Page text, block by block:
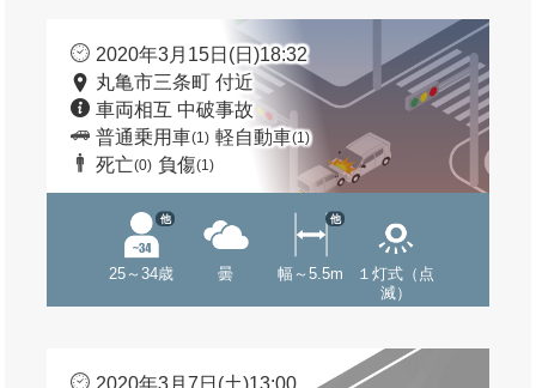
2020年3月15日(日)18:32
丸亀市三条町 付近
車両相互 中破事故
普通乗用車(1) 軽自動車(1)
死亡(0) 負傷(1)
25～34歳
他
曇 幅～5.5m
他
１灯式（点
滅）
2020年3月7日(土)13:00